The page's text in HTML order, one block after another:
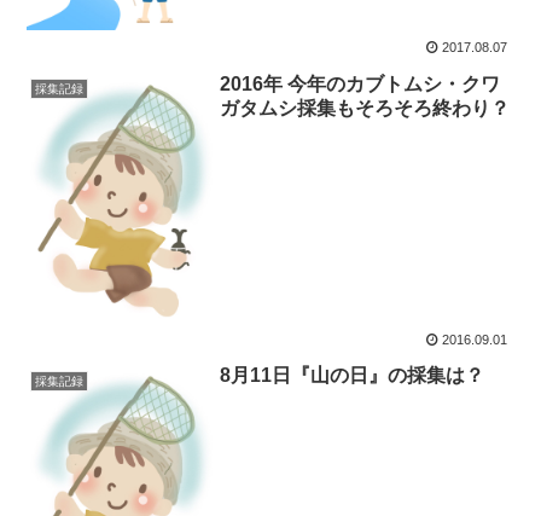
2017.08.07
採集記録
2016年 今年のカブトムシ・クワ
ガタムシ採集もそろそろ終わり？
2016.09.01
採集記録 8月11日『山の日』の採集は？